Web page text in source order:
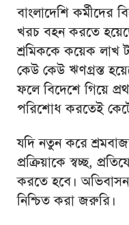
বাংলাদেশি কর্মীদের
খরচ বহন করতে
শ্রমিককে কয়েক লাখ
কেউ কেউ ঋণগ্রস্ত
ফলে বিদেশে গিয়ে
পরিশোধ করতেই
যদি নতুন করে
প্রক্রিয়াকে স্বচ্ছ,
করতে হবে। অভিবাসন
নিশ্চিত করা জরুরি।